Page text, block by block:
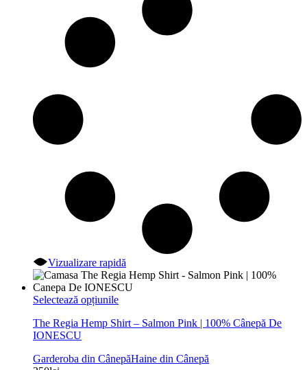
Vizualizare rapidă
Selectează opțiunileAcest
are
variații.
The Regia Hemp Shirt – Salmon Pink | 100% Cânepă De
IONESCU
Garderoba din CânepăHaine din Cânepă